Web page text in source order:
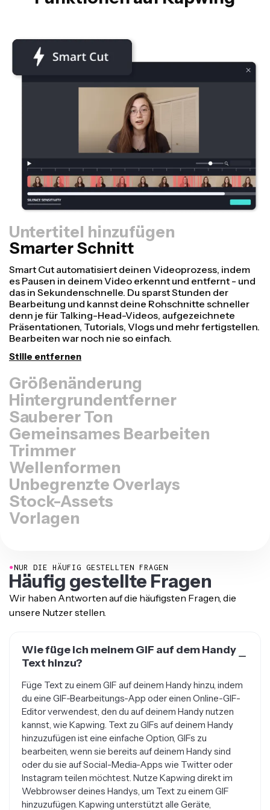
Untertitel hinzufügen
Smarter Schnitt
Größenänderung
Videos schneller umwandeln und professioneller
aussehen lassen mit unserer Resize Canvas-Funktion!
In nur wenigen Klicks kannst du ein einzelnes Video
anpassen, sodass es die richtige Größe für jede andere
Plattform hat - ob für TikTok, Youtube, Instagram,
Twitter, Linkedin oder sonst wo.
Video anpassen
Hintergrundentferner
Sauberer Ton
Gemeinsames Bearbeiten
Trimmer
Wellenformen
Unbegrenzte Overlays
Stock-Assets
Vorlagen
Häufig gestellte Fragen
Wir haben Antworten auf die häufigsten Fragen, die
unsere Nutzer stellen.
Text hinzu?
du eine GIF-Bearbeitungs-App oder einen Online-GIF-
Editor verwendest, den du auf deinem Handy nutzen
kannst, wie Kapwing. Text zu GIFs auf deinem Handy
hinzuzufügen ist eine einfache Option, GIFs zu
bearbeiten, wenn sie bereits auf deinem Handy sind
oder du sie auf Social-Media-Apps wie Twitter oder
Instagram teilen möchtest. Nutze Kapwing direkt im
Webbrowser deines Handys, um Text zu einem GIF
hinzuzufügen. Kapwing unterstützt alle Geräte,
einschließlich iPhones, Androids, Google Pixels und